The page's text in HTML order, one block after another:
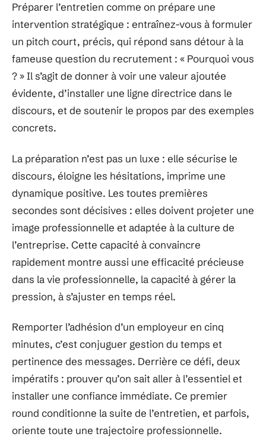
Préparer l’entretien comme on prépare une
intervention stratégique : entraînez-vous à formuler
un pitch court, précis, qui répond sans détour à la
fameuse question du recrutement : « Pourquoi vous
? » Il s’agit de donner à voir une valeur ajoutée
évidente, d’installer une ligne directrice dans le
discours, et de soutenir le propos par des exemples
concrets.
La préparation n’est pas un luxe : elle sécurise le
discours, éloigne les hésitations, imprime une
dynamique positive. Les toutes premières
secondes sont décisives : elles doivent projeter une
image professionnelle et adaptée à la culture de
l’entreprise. Cette capacité à convaincre
rapidement montre aussi une efficacité précieuse
dans la vie professionnelle, la capacité à gérer la
pression, à s’ajuster en temps réel.
Remporter l’adhésion d’un employeur en cinq
minutes, c’est conjuguer gestion du temps et
pertinence des messages. Derrière ce défi, deux
impératifs : prouver qu’on sait aller à l’essentiel et
installer une confiance immédiate. Ce premier
round conditionne la suite de l’entretien, et parfois,
oriente toute une trajectoire professionnelle.